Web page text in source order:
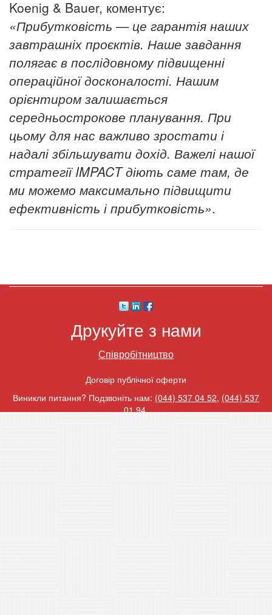
Koenig & Bauer, коментує:
«Прибутковість — це гарантія наших
завтрашніх проєктів. Наше завдання
полягає в послідовному підвищенні
операційної досконалості. Нашим
орієнтиром залишається
середньострокове планування. При
цьому для нас важливо зростати і
надалі збільшувати дохід. Важелі нашої
стратегії IMPACT діють саме там, де
ми можемо максимально підвищити
ефективність і прибутковість».
Друкуйте з нами
Співробітництво
Договір публічної оферти
Виникли питання? Подзвоніть нам: (044) 537 04 52, (044) 537
01 94.